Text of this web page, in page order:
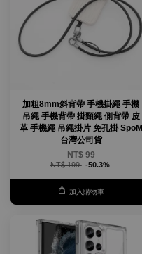
加粗8mm斜背帶 手機掛繩 手機
吊繩 手機背帶 掛頸繩 側背帶 皮
革 手機繩 吊繩掛片 免孔掛 SpoM
台灣公司貨
NT$ 99
NT$ 199 -50.3%
加入購物車